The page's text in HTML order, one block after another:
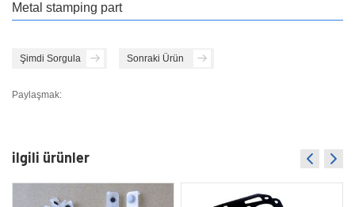
Metal stamping part
Şimdi Sorgula Sonraki Ürün
Paylaşmak:
ilgili ürünler